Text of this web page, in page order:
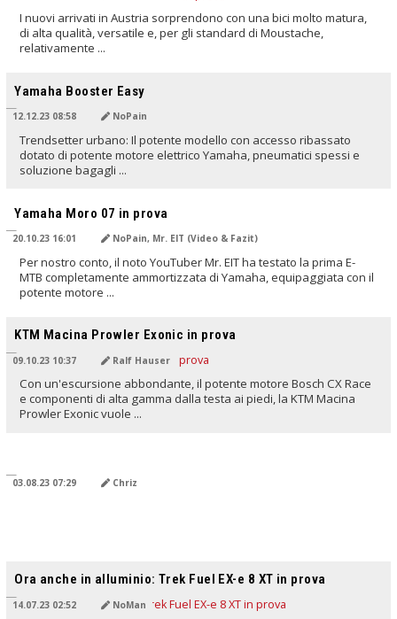
I nuovi arrivati in Austria sorprendono con una bici molto matura,
di alta qualità, versatile e, per gli standard di Moustache,
relativamente ...
Yamaha Booster Easy
12.12.23 08:58 NoPain
Trendsetter urbano: Il potente modello con accesso ribassato
dotato di potente motore elettrico Yamaha, pneumatici spessi e
soluzione bagagli ...
Yamaha Moro 07 in prova
20.10.23 16:01 NoPain, Mr. EIT (Video & Fazit)
Per nostro conto, il noto YouTuber Mr. EIT ha testato la prima E-
MTB completamente ammortizzata di Yamaha, equipaggiata con il
potente motore ...
KTM Macina Prowler Exonic in prova
09.10.23 10:37 Ralf Hauser
Con un'escursione abbondante, il potente motore Bosch CX Race
e componenti di alta gamma dalla testa ai piedi, la KTM Macina
Prowler Exonic vuole ...
03.08.23 07:29 Chriz
Ora anche in alluminio: Trek Fuel EX-e 8 XT in prova
14.07.23 02:52 NoMan